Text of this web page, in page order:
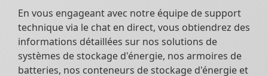
En vous engageant avec notre équipe de support
technique via le chat en direct, vous obtiendrez des
informations détaillées sur nos solutions de
systèmes de stockage d'énergie, nos armoires de
batteries, nos conteneurs de stockage d'énergie et